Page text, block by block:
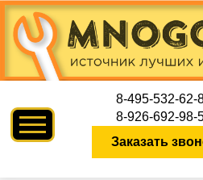
8-495-532-62-
8-926-692-98-
Заказать